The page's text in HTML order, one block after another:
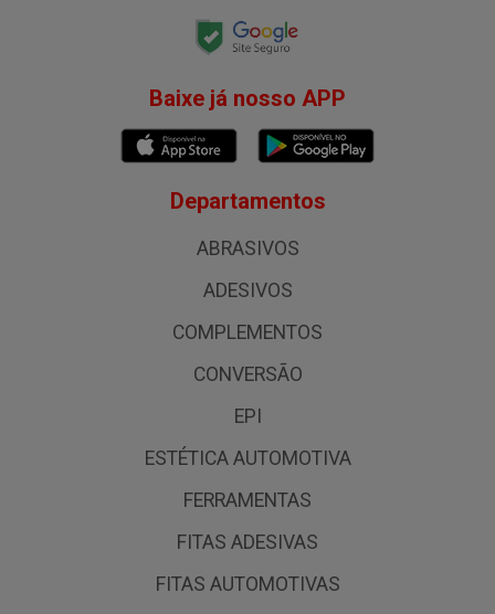
Baixe já nosso APP
Departamentos
ABRASIVOS
ADESIVOS
COMPLEMENTOS
CONVERSÃO
EPI
ESTÉTICA AUTOMOTIVA
FERRAMENTAS
FITAS ADESIVAS
FITAS AUTOMOTIVAS